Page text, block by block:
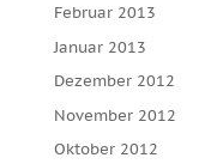
Februar 2013
Januar 2013
Dezember 2012
November 2012
Oktober 2012